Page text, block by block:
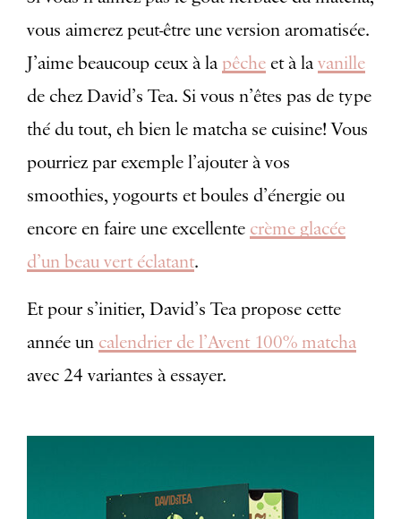
vous aimerez peut-être une version aromatisée.
J’aime beaucoup ceux à la pêcheet à lavanille
de chez David’s Tea. Si vous n’êtes pas de type
thé du tout, eh bien le matcha se cuisine! Vous
pourriez par exemple l’ajouter à vos
smoothies, yogourts et boules d’énergie ou
encore en faire une excellente crème glacée
d’un beau vert éclatant.
Et pour s’initier, David’s Tea propose cette
année un calendrier de l’Avent 100% matcha
avec 24 variantes à essayer.